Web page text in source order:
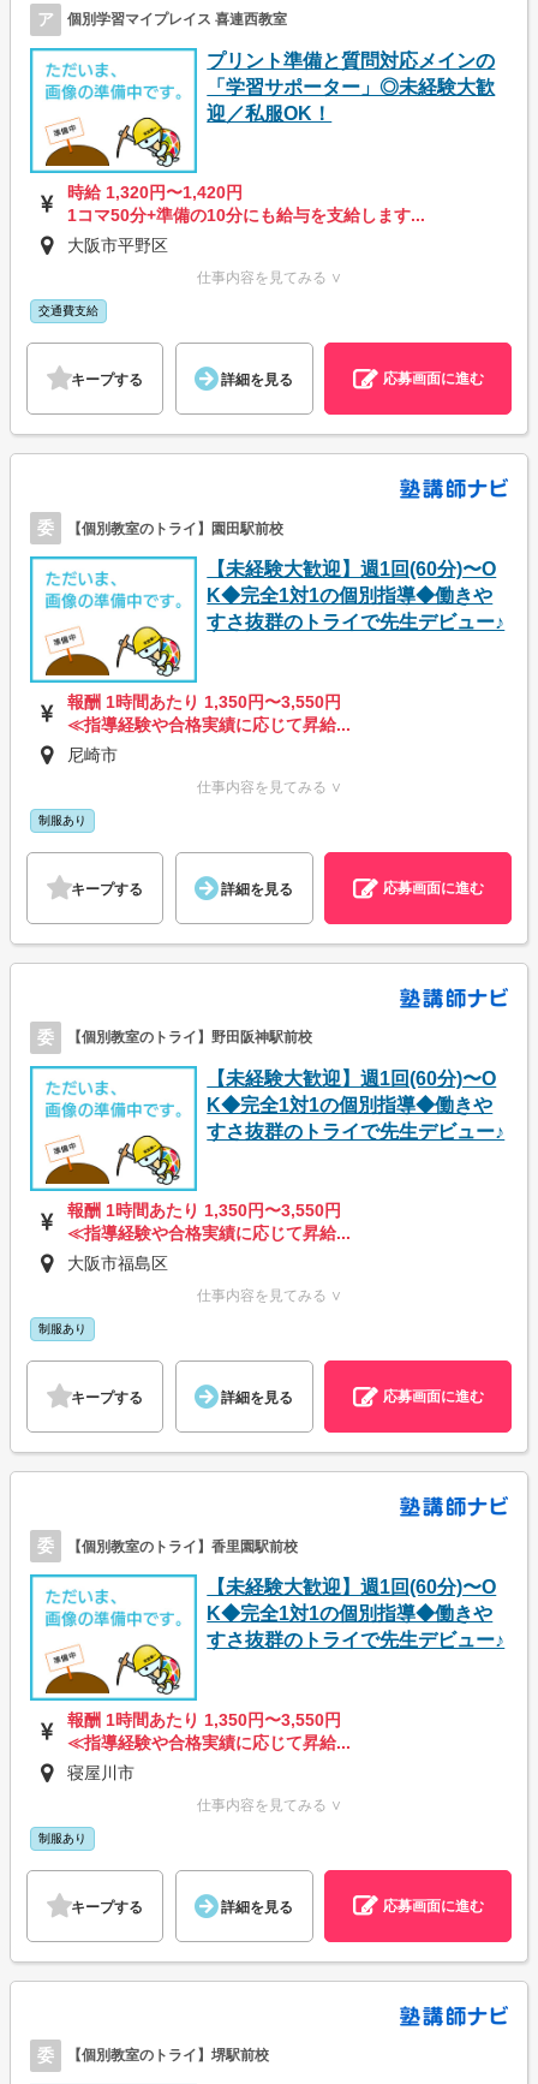
ア 個別学習マイプレイス 喜連西教室
プリント準備と質問対応メインの
「学習サポーター」◎未経験大歓
迎／私服OK！
時給 1,320円〜1,420円
1コマ50分+準備の10分にも給与を支給します...
大阪市平野区
仕事内容を見てみる ∨
交通費支給
キープする 詳細を見る 応募画面に進む
委 【個別教室のトライ】園田駅前校
【未経験大歓迎】週1回(60分)〜O
K◆完全1対1の個別指導◆働きや
すさ抜群のトライで先生デビュー♪
報酬 1時間あたり 1,350円〜3,550円
≪指導経験や合格実績に応じて昇給...
尼崎市
仕事内容を見てみる ∨
制服あり
キープする 詳細を見る 応募画面に進む
委 【個別教室のトライ】野田阪神駅前校
【未経験大歓迎】週1回(60分)〜O
K◆完全1対1の個別指導◆働きや
すさ抜群のトライで先生デビュー♪
報酬 1時間あたり 1,350円〜3,550円
≪指導経験や合格実績に応じて昇給...
大阪市福島区
仕事内容を見てみる ∨
制服あり
キープする 詳細を見る 応募画面に進む
委 【個別教室のトライ】香里園駅前校
【未経験大歓迎】週1回(60分)〜O
K◆完全1対1の個別指導◆働きや
すさ抜群のトライで先生デビュー♪
報酬 1時間あたり 1,350円〜3,550円
≪指導経験や合格実績に応じて昇給...
寝屋川市
仕事内容を見てみる ∨
制服あり
キープする 詳細を見る 応募画面に進む
委 【個別教室のトライ】堺駅前校